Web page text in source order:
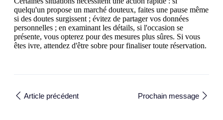
quelqu'un propose un marché douteux, faites une pause même
si des doutes surgissent ; évitez de partager vos données
personnelles ; en examinant les détails, si l'occasion se
présente, vous opterez pour des mesures plus sûres. Si vous
êtes ivre, attendez d'être sobre pour finaliser toute réservation.
Article précédent Prochain message